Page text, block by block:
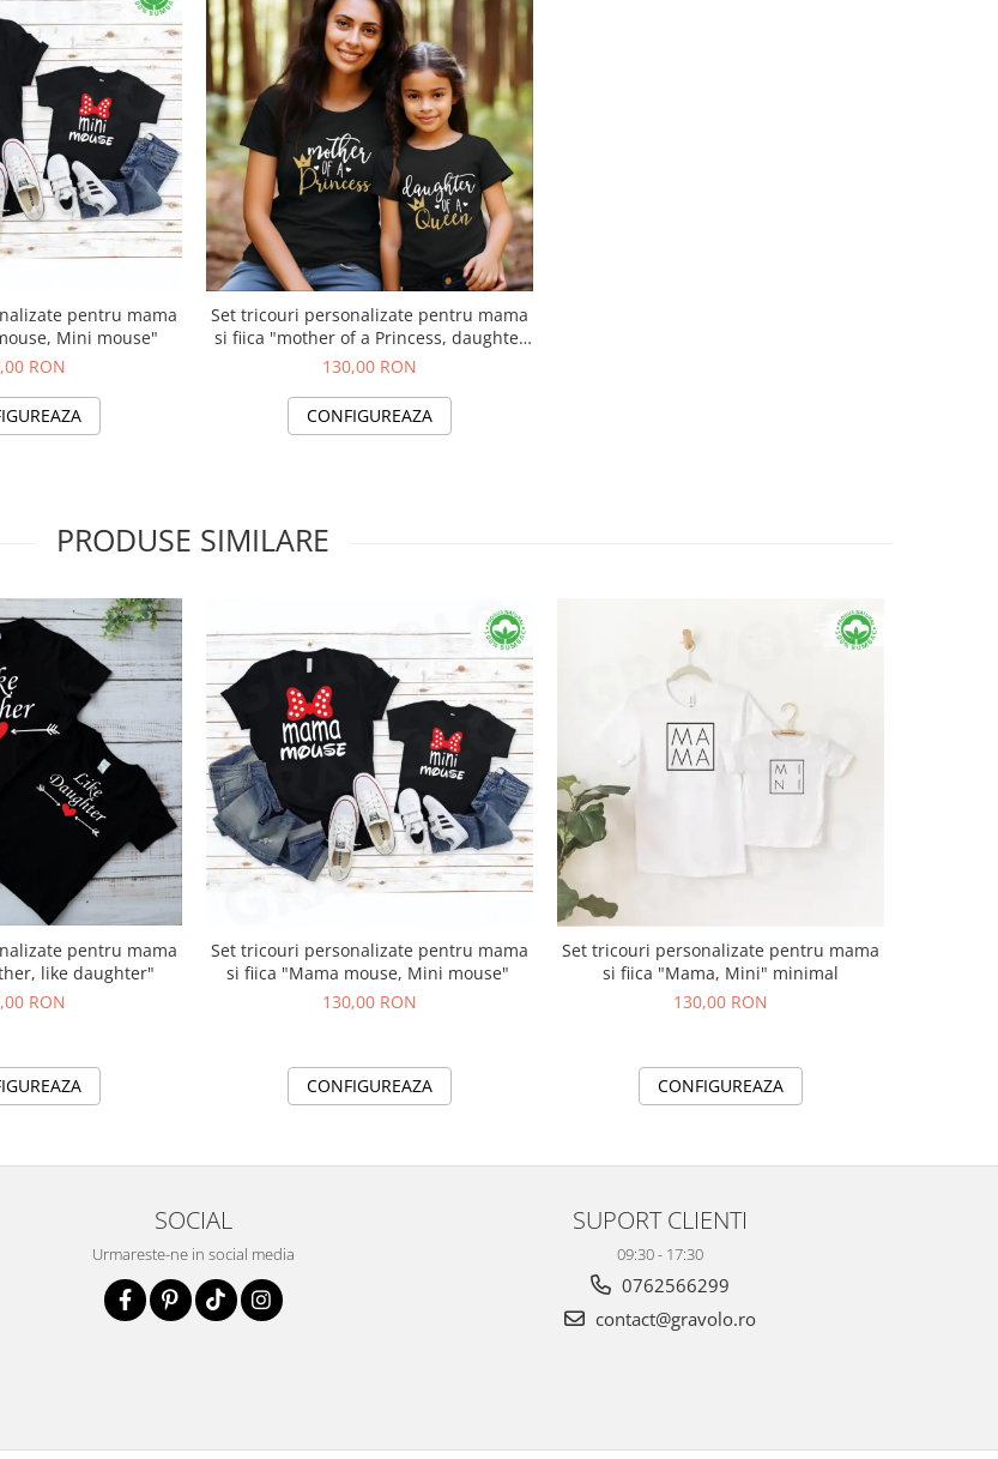
pentru mama
Mini mouse"
RON
Set tricouri personalizate pentru mama
si fiica "mother of a Princess, daughter
of a Queen"
130,00 RON
CONFIGUREAZA
PRODUSE SIMILARE
pentru mama
like daughter"
RON
Set tricouri personalizate pentru mama
si fiica "Mama mouse, Mini mouse"
130,00 RON
CONFIGUREAZA
Set tricouri personalizate pentru mama
si fiica "Mama, Mini" minimal
130,00 RON
CONFIGUREAZA
SOCIAL
Urmareste-ne in social media
SUPORT CLIENTI
09:30 - 17:30
0762566299
contact@gravolo.ro